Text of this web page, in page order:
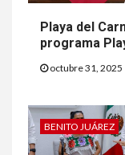
Playa del
programa
octubre 31, 2025
BENITO JUÁREZ